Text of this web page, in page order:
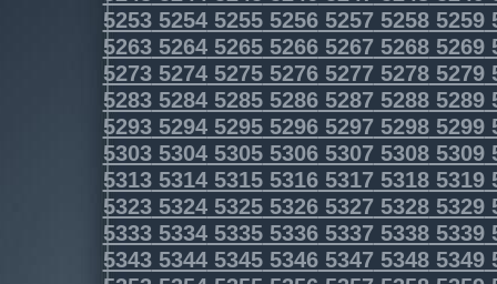
5253525452555256525752585259
5263526452655266526752685269
5273527452755276527752785279
5283528452855286528752885289
5293529452955296529752985299
5303530453055306530753085309
5313531453155316531753185319
5323532453255326532753285329
5333533453355336533753385339
5343534453455346534753485349